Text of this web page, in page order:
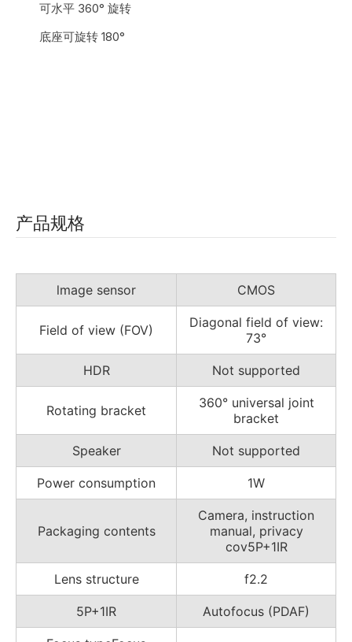
可水平 360° 旋转
底座可旋转 180°
产品规格
lmage sensor CMOS
Field of view (FOV)
Diagonal field of view:
73°
HDR Not supported
Rotating bracket
360° universal joint
bracket
Speaker Not supported
Power consumption 1W
Packaging contents
Camera, instruction
manual, privacy
cov5P+1IR
Lens structure f2.2
5P+1IR Autofocus (PDAF)